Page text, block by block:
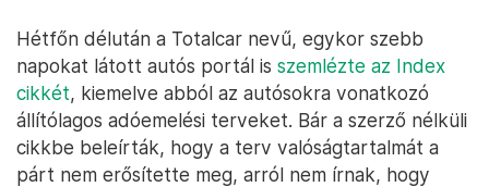
Hétfőn délután a Totalcar nevű, egykor szebb
napokat látott autós portál is szemlézte az Index
cikkét, kiemelve abból az autósokra vonatkozó
állítólagos adóemelési terveket. Bár a szerző nélküli
cikkbe beleírták, hogy a terv valóságtartalmát a
párt nem erősítette meg, arról nem írnak, hogy